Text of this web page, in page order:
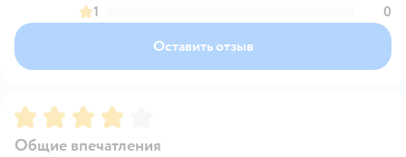
1
0
Оставить отзыв
Рейтинг:4
Общие впечатления